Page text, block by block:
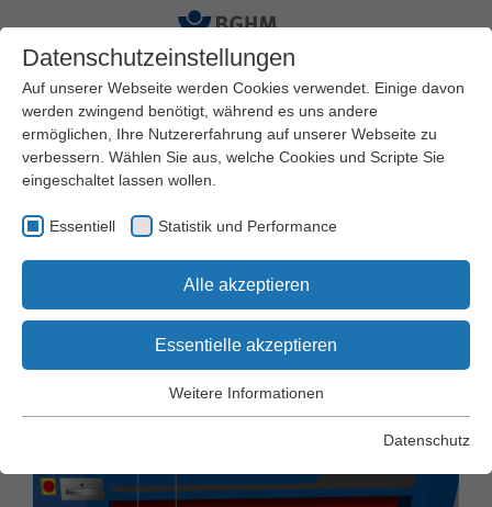
Startseite
Arbeitssicherheit und Gesundheitsschutz
Praxishilfen
Arbeitsschutz Kompakt
Arbeiten an der
Breitbandschleifmaschine
Datenschutzeinstellungen
Auf unserer Webseite werden Cookies verwendet. Einige davon
werden zwingend benötigt, während es uns andere
ermöglichen, Ihre Nutzererfahrung auf unserer Webseite zu
verbessern. Wählen Sie aus, welche Cookies und Scripte Sie
eingeschaltet lassen wollen.
Essentiell Statistik und Performance
Alle akzeptieren
Essentielle akzeptieren
Essentielle Cookies werden für grundlegende Funktionen der
Webseite einwandfrei funktioniert.
Weitere Informationen
Datenschutz